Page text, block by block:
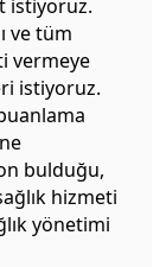
istiyoruz.
ve tüm
vermeye
istiyoruz.
bulduğu,
hizmeti
yönetimi